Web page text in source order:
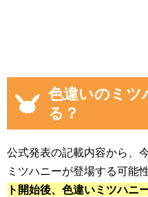
色違いのミツ
る？
公式発表の記載内容から、
ミツハニーが登場する可能
ト開始後、色違いミツハニ